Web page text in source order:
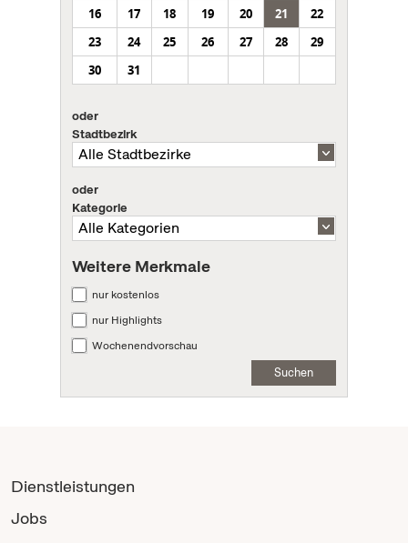
16
17 18 19 20 21
22
23
24 25 26 27 28
29
30
31
oder
Stadtbezirk
oder
Kategorie
Weitere Merkmale
nur kostenlos
nur Highlights
Wochenendvorschau
Suchen
Dienstleistungen
Jobs